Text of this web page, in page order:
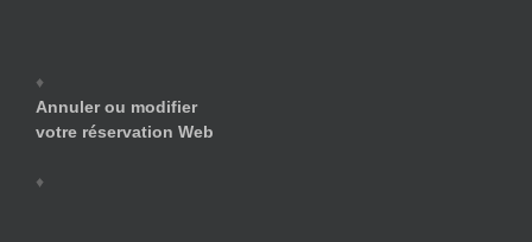
♦
Annuler ou modifier
votre réservation Web
♦